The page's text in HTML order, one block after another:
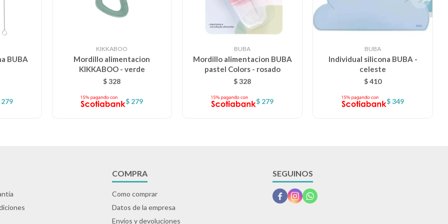
BUBA
279
KIKKABOO
Mordillo alimentacion
KIKKABOO - verde
$ 328
$ 279
BUBA
Mordillo alimentacion BUBA
pastel Colors - rosado
$328
$ 279
BUBA
Individual silicona BUBA -
celeste
$410
$349
COMPRA
Como comprar
Datos de la empresa
Envíos y devoluciones
SEGUINOS
  